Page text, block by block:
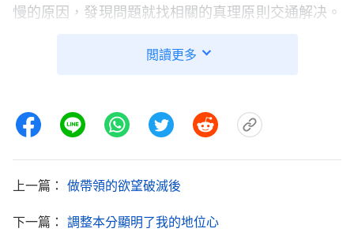
慢的原因，發現問題就找相關的真理原則交通解决。
有了一些認識願意扭轉悔改，隨後我們一起作了工作
效有了一點起色。
文字組盡本分。聽到這話我一時心情複雜，想到自己
有些憂慮，「如果選擇到神家文字組盡文字本分可能
閲讀更多
上一篇： 做帶領的欲望破滅後
下一篇： 調整本分顯明了我的地位心